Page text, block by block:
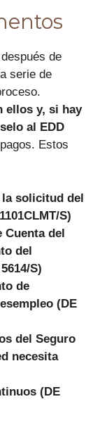
de
serie de
ellos y, si hay
al EDD
Estos
la solicitud del
S)
Cuenta del
del
S)
de
(DE
del Seguro
necesita
(DE